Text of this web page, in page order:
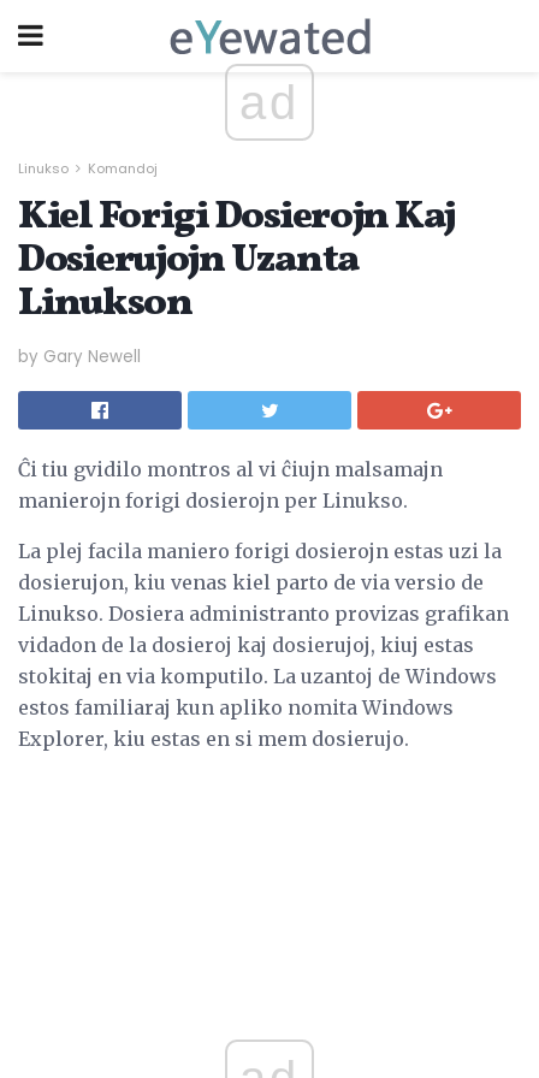
ad
Linukso Komandoj
Kiel Forigi Dosierojn Kaj
Dosierujojn Uzanta
Linukson
by Gary Newell
Ĉi tiu gvidilo montros al vi ĉiujn malsamajn
manierojn forigi dosierojn per Linukso.
La plej facila maniero forigi dosierojn estas uzi la
dosierujon, kiu venas kiel parto de via versio de
Linukso. Dosiera administranto provizas grafikan
vidadon de la dosieroj kaj dosierujoj, kiuj estas
stokitaj en via komputilo. La uzantoj de Windows
estos familiaraj kun apliko nomita Windows
Explorer, kiu estas en si mem dosierujo.